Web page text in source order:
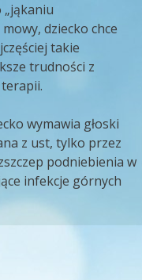
„jąkaniu
dziecko chce
takie
trudności z
wymawia głoski
z ust, tylko przez
podniebienia w
infekcje górnych